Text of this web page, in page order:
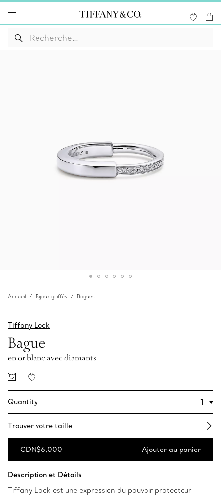
Accueil Bijoux griffés Bagues
Tiffany Lock
Bague
en or blanc avec diamants
Quantity
Trouver votre taille
CDN$6,000 Ajouter au panier
Description et Détails
Tiffany Lock est une expression du pouvoir protecteur